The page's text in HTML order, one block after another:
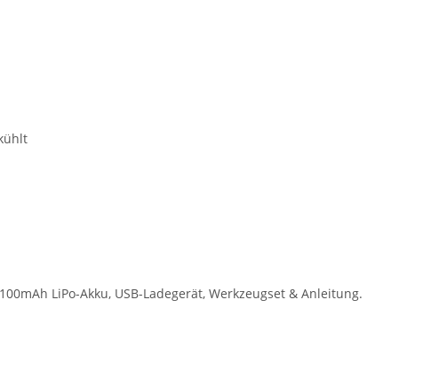
LiPo-Akku, USB-Ladegerät, Werkzeugset & Anleitung.